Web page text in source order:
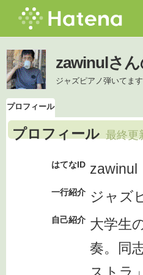
zawinulさ
ジャズピアノ弾いてます
プロフィール
プロフィール 最終更
はてなID zawinul
一行紹介 ジャズ
自己紹介 大学生
奏。同